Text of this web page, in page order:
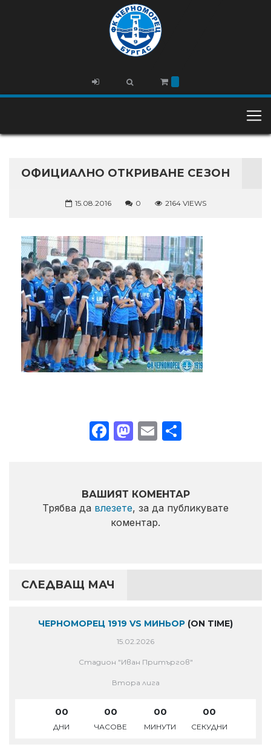
ОФИЦИАЛНО ОТКРИВАНЕ СЕЗОН
15.08.2016 0 2164 VIEWS
Facebook
Mastodon
Email
ВАШИЯТ КОМЕНТАР
Трябва да влезете, за да публикувате
коментар.
СЛЕДВАЩ МАЧ
ЧЕРНОМОРЕЦ 1919 VS МИНЬОР (ON TIME)
15.02.2026
Стадион "Иван Притъргов"
Втора лига
00
ДНИ
00
ЧАСОВЕ
00
МИНУТИ
00
СЕКУДНИ